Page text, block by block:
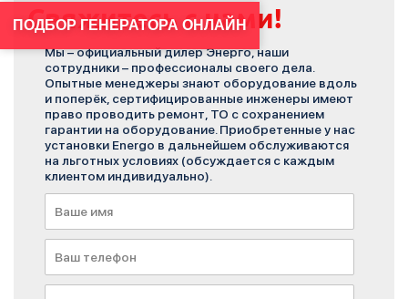
Свяжитесь с нами!
Мы – официальный дилер Энерго, наши
сотрудники – профессионалы своего дела.
Опытные менеджеры знают оборудование вдоль
и поперёк, сертифицированные инженеры имеют
право проводить ремонт, ТО с сохранением
гарантии на оборудование. Приобретенные у нас
установки Energo в дальнейшем обслуживаются
на льготных условиях (обсуждается с каждым
клиентом индивидуально).
ПОДБОР ГЕНЕРАТОРА ОНЛАЙН